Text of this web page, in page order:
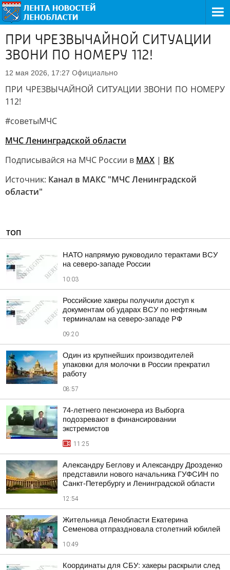
ПРИ ЧРЕЗВЫЧАЙНОЙ СИТУАЦИИ
ЗВОНИ ПО НОМЕРУ 112!
12 мая 2026, 17:27 Официально
ПРИ ЧРЕЗВЫЧАЙНОЙ СИТУАЦИИ ЗВОНИ ПО НОМЕРУ
112!
#советыМЧС
МЧС Ленинградской области
Подписывайся на МЧС России в MAX | ВК
Источник: Канал в МАКС "МЧС Ленинградской
области"
ТОП
НАТО напрямую руководило терактами ВСУ
на северо-западе России
10:03
Российские хакеры получили доступ к
документам об ударах ВСУ по нефтяным
терминалам на северо-западе РФ
09:20
Один из крупнейших производителей
упаковки для молочки в России прекратил
работу
08:57
74-летнего пенсионера из Выборга
подозревают в финансировании
экстремистов
11:25
Александру Беглову и Александру Дрозденко
представили нового начальника ГУФСИН по
Санкт-Петербургу и Ленинградской области
12:54
Жительница Ленобласти Екатерина
Семенова отпраздновала столетний юбилей
10:49
Координаты для СБУ: хакеры раскрыли след